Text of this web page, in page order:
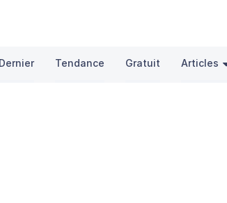
Dernier Tendance Gratuit Articles